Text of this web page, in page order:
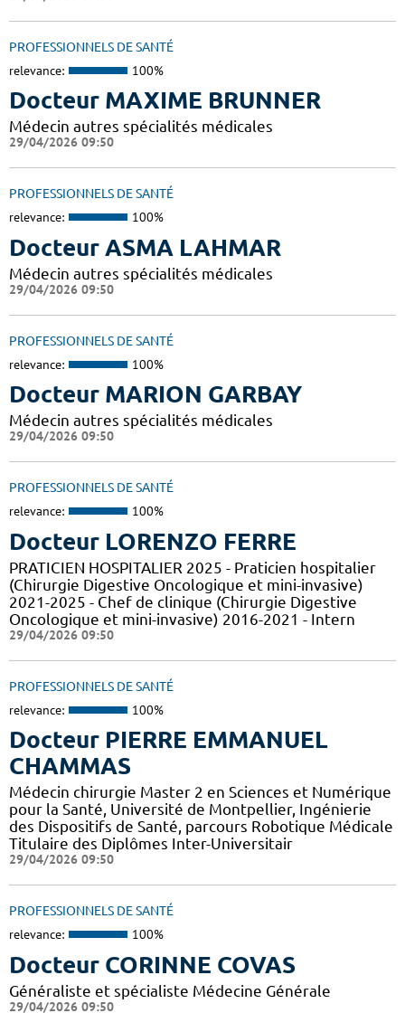
PROFESSIONNELS DE SANTÉ
relevance: 100%
Docteur MAXIME BRUNNER
Médecin autres spécialités médicales
29/04/2026 09:50
PROFESSIONNELS DE SANTÉ
relevance: 100%
Docteur ASMA LAHMAR
Médecin autres spécialités médicales
29/04/2026 09:50
PROFESSIONNELS DE SANTÉ
relevance: 100%
Docteur MARION GARBAY
Médecin autres spécialités médicales
29/04/2026 09:50
PROFESSIONNELS DE SANTÉ
relevance: 100%
Docteur LORENZO FERRE
PRATICIEN HOSPITALIER 2025 - Praticien hospitalier
(Chirurgie Digestive Oncologique et mini-invasive)
2021-2025 - Chef de clinique (Chirurgie Digestive
Oncologique et mini-invasive) 2016-2021 - Intern
29/04/2026 09:50
PROFESSIONNELS DE SANTÉ
relevance: 100%
Docteur PIERRE EMMANUEL
CHAMMAS
Médecin chirurgie Master 2 en Sciences et Numérique
pour la Santé, Université de Montpellier, Ingénierie
des Dispositifs de Santé, parcours Robotique Médicale
Titulaire des Diplômes Inter-Universitair
29/04/2026 09:50
PROFESSIONNELS DE SANTÉ
relevance: 100%
Docteur CORINNE COVAS
Généraliste et spécialiste Médecine Générale
29/04/2026 09:50